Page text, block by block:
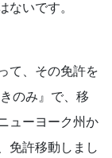
ないです。
て、その免許を
のみ』で、移
ューヨーク州か
免許移動しまし